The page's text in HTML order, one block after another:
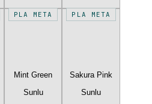
PLA META
Mint Green
Sunlu
PLA META
Sakura Pink
Sunlu